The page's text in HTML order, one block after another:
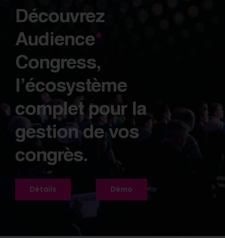
Découvrez
Audience*
Congress,
l’écosystème
complet pour la
gestion de vos
congrès.
Détails Démo